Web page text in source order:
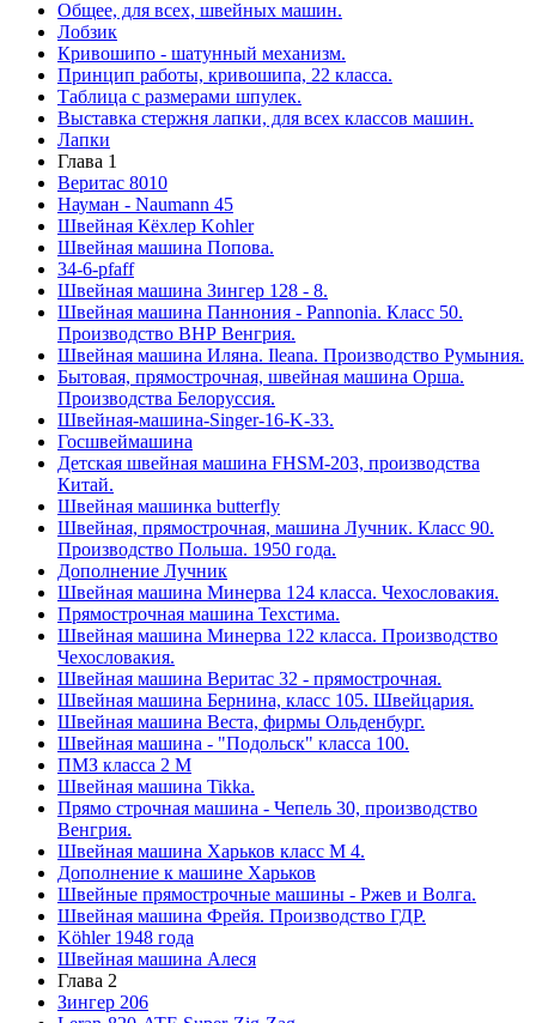
Общее, для всех, швейных машин.
Лобзик
Кривошипо - шатунный механизм.
Принцип работы, кривошипа, 22 класса.
Таблица с размерами шпулек.
Выставка стержня лапки, для всех классов машин.
Лапки
Глава 1
Веритас 8010
Науман - Naumann 45
Швейная Кёхлер Kohler
Швейная машина Попова.
34-6-pfaff
Швейная машина Зингер 128 - 8.
Швейная машина Паннония - Pannonia. Класс 50.
Производство ВНР Венгрия.
Швейная машина Иляна. Ileana. Производство Румыния.
Бытовая, прямострочная, швейная машина Орша.
Производства Белоруссия.
Швейная-машина-Singer-16-K-33.
Госшвеймашина
Детская швейная машина FHSM-203, производства
Китай.
Швейная машинка butterfly
Швейная, прямострочная, машина Лучник. Класс 90.
Производство Польша. 1950 года.
Дополнение Лучник
Швейная машина Минерва 124 класса. Чехословакия.
Прямострочная машина Техстима.
Швейная машина Минерва 122 класса. Производство
Чехословакия.
Швейная машина Веритас 32 - прямострочная.
Швейная машина Бернина, класс 105. Швейцария.
Швейная машина Веста, фирмы Ольденбург.
Швейная машина - "Подольск" класса 100.
ПМЗ класса 2 М
Швейная машина Tikka.
Прямо строчная машина - Чепель 30, производство
Венгрия.
Швейная машина Харьков класс М 4.
Дополнение к машине Харьков
Швейные прямострочные машины - Ржев и Волга.
Швейная машина Фрейя. Производство ГДР.
Köhler 1948 года
Швейная машина Алеся
Глава 2
Зингер 206